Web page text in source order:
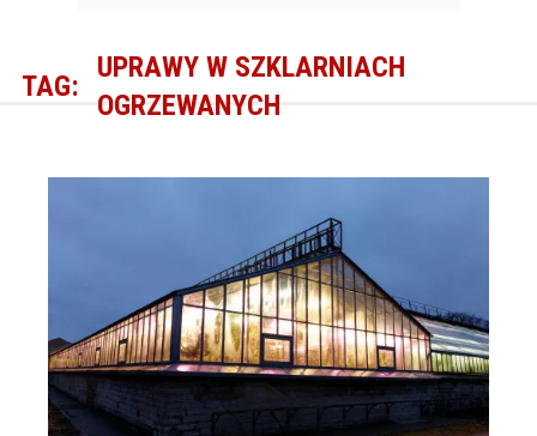
TAG:
UPRAWY W SZKLARNIACH
OGRZEWANYCH